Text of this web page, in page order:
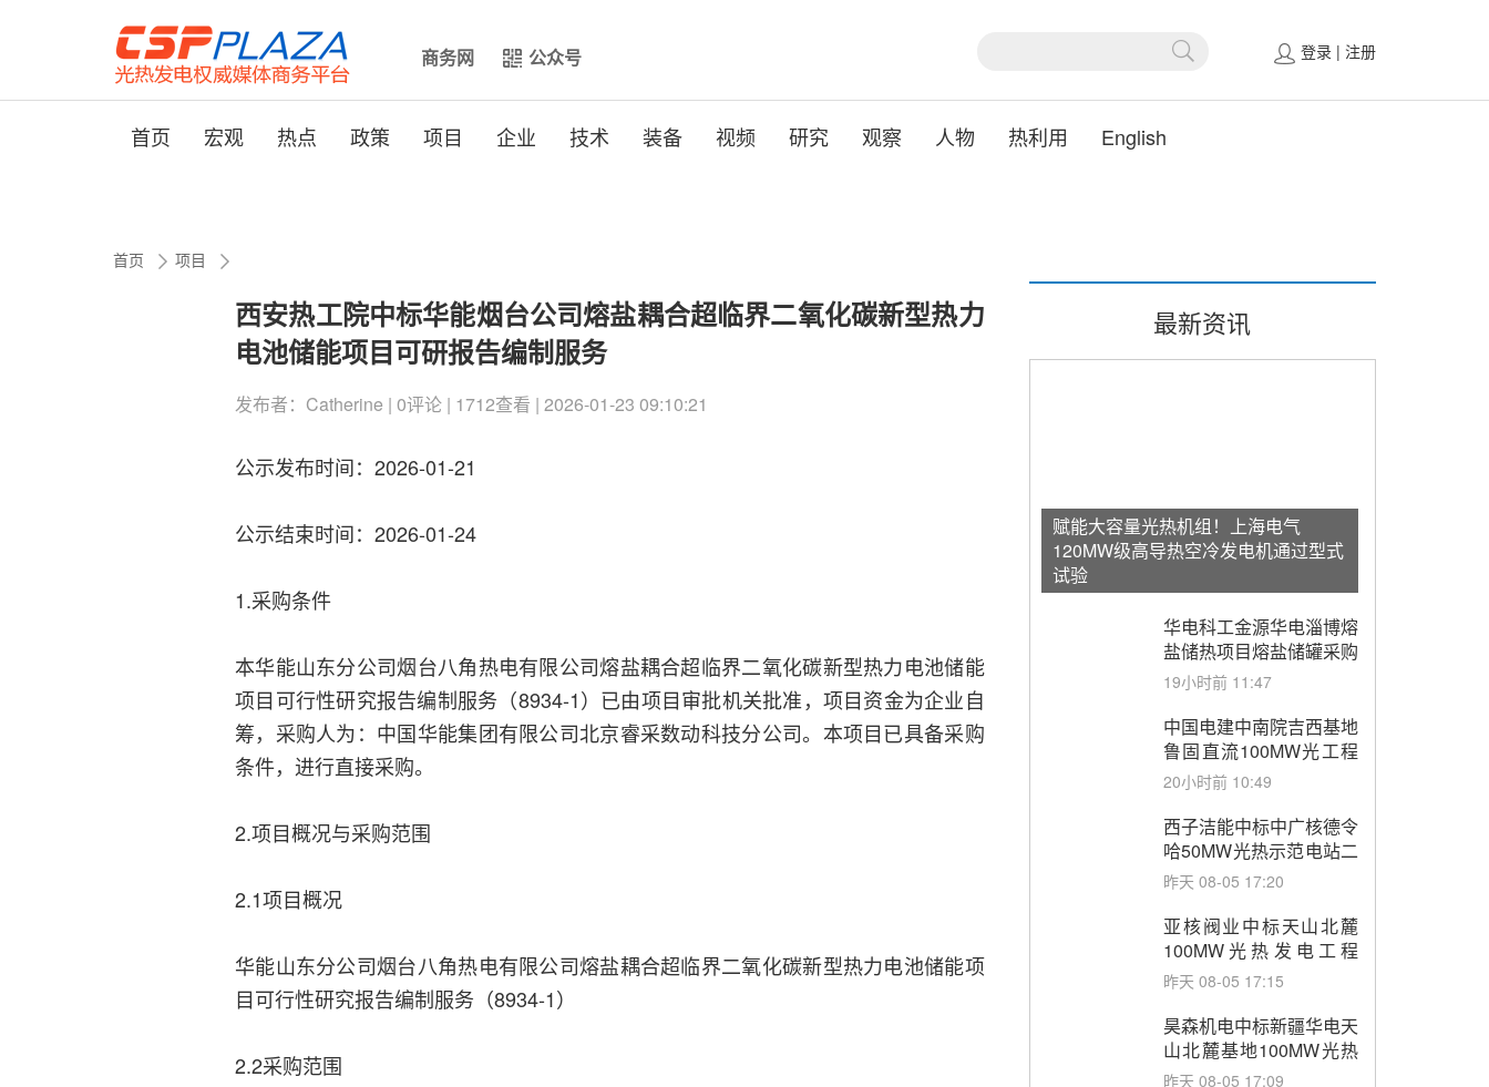
商务网 公众号 登录 | 注册
首页 宏观 热点 政策 项目 企业 技术 装备 视频 研究 观察 人物 热利用 English
首页 项目
西安热工院中标华能烟台公司熔盐耦合超临界二氧化碳新型热力
电池储能项目可研报告编制服务
发布者：Catherine | 0评论 | 1712查看 | 2026-01-23 09:10:21
公示发布时间：2026-01-21
公示结束时间：2026-01-24
1.采购条件
本华能山东分公司烟台八角热电有限公司熔盐耦合超临界二氧化碳新型热力电池储能
项目可行性研究报告编制服务（8934-1）已由项目审批机关批准，项目资金为企业自
筹，采购人为：中国华能集团有限公司北京睿采数动科技分公司。本项目已具备采购
条件，进行直接采购。
2.项目概况与采购范围
2.1项目概况
华能山东分公司烟台八角热电有限公司熔盐耦合超临界二氧化碳新型热力电池储能项
目可行性研究报告编制服务（8934-1）
2.2采购范围
最新资讯
赋能大容量光热机组！上海电气
120MW级高导热空冷发电机通过型式
试验
华电科工金源华电淄博熔
盐储热项目熔盐储罐采购
19小时前 11:47
中国电建中南院吉西基地
鲁固直流100MW光工程
性能试验采购
20小时前 10:49
西子洁能中标中广核德令
哈50MW光热示范电站二
列蒸汽发生器设备采购
昨天 08-05 17:20
亚核阀业中标天山北麓
100MW光热发电工程
EPC总承包项目熔盐截
购
昨天 08-05 17:15
昊森机电中标新疆华电天
山北麓基地100MW光热
发电工程EPC总承包项
昨天 08-05 17:09